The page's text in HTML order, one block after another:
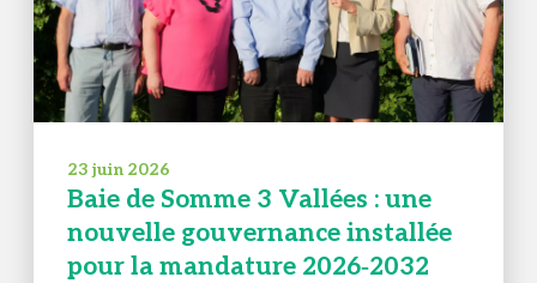
23 juin 2026
Baie de Somme 3 Vallées : une
nouvelle gouvernance installée
pour la mandature 2026‑2032